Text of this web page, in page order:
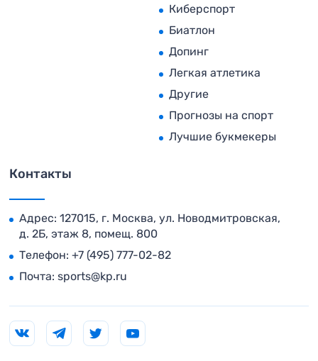
Киберспорт
Биатлон
Допинг
Легкая атлетика
Другие
Прогнозы на спорт
Лучшие букмекеры
Контакты
Адрес: 127015, г. Москва, ул. Новодмитровская,
д. 2Б, этаж 8, помещ. 800
Телефон: +7 (495) 777-02-82
Почта: sports@kp.ru